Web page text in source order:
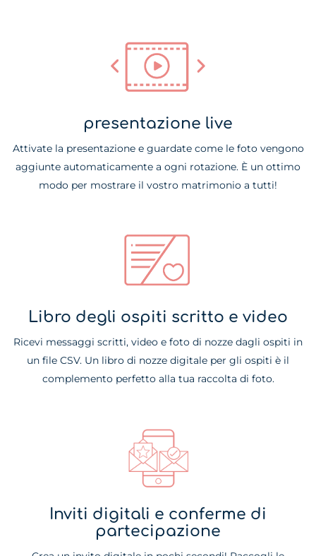
presentazione live
Attivate la presentazione e guardate come le foto vengono
aggiunte automaticamente a ogni rotazione. È un ottimo
modo per mostrare il vostro matrimonio a tutti!
Libro degli ospiti scritto e video
Ricevi messaggi scritti, video e foto di nozze dagli ospiti in
un file CSV. Un libro di nozze digitale per gli ospiti è il
complemento perfetto alla tua raccolta di foto.
Inviti digitali e conferme di
partecipazione